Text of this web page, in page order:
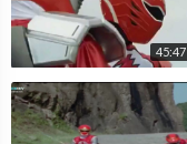
45:47